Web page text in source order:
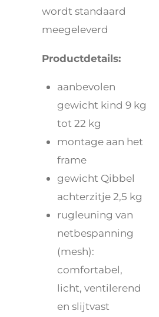
wordt standaard
meegeleverd
Productdetails:
aanbevolen
gewicht kind 9 kg
tot 22 kg
montage aan het
frame
gewicht Qibbel
achterzitje 2,5 kg
rugleuning van
netbespanning
(mesh):
comfortabel,
licht, ventilerend
en slijtvast